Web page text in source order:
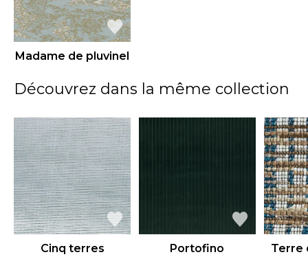
Madame de pluvinel
Découvrez dans la même collection
Cinq terres Portofino Terre